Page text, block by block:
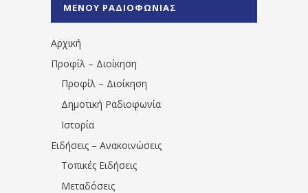
1531194763766854/" artist="" ]
ΜΕΝΟΥ ΡΑΔΙΟΦΩΝΙΑΣ
Αρχική
Προφίλ – Διοίκηση
Προφίλ – Διοίκηση
Δημοτική Ραδιοφωνία
Ιστορία
Ειδήσεις – Ανακοινώσεις
Τοπικές Ειδήσεις
Μεταδόσεις